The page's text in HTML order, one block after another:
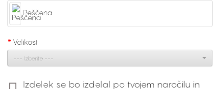
Peščena
Velikost
--- Izberite ---
Izdelek se bo izdelal po tvojem naročilu in